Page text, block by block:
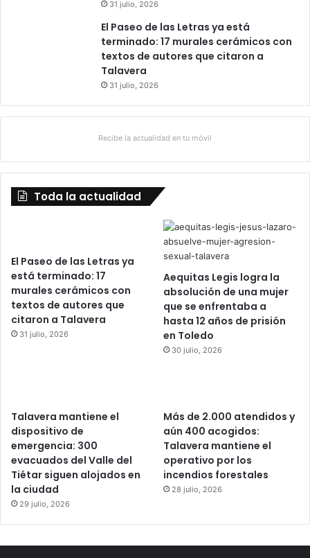
31 julio, 2026
El Paseo de las Letras ya está
terminado: 17 murales cerámicos con
textos de autores que citaron a
Talavera
31 julio, 2026
Recibe la actualidad en tu móvil
Toda la actualidad
El Paseo de las Letras ya
está terminado: 17
murales cerámicos con
textos de autores que
citaron a Talavera
31 julio, 2026
Aequitas Legis logra la
absolución de una mujer
que se enfrentaba a
hasta 12 años de prisión
en Toledo
30 julio, 2026
Talavera mantiene el
dispositivo de
emergencia: 300
evacuados del Valle del
Tiétar siguen alojados en
la ciudad
29 julio, 2026
Más de 2.000 atendidos y
aún 400 acogidos:
Talavera mantiene el
operativo por los
incendios forestales
28 julio, 2026